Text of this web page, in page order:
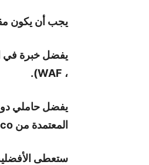
يجب أن يكون
، WAF).
المعتمدة من Cisco.
ستعطى